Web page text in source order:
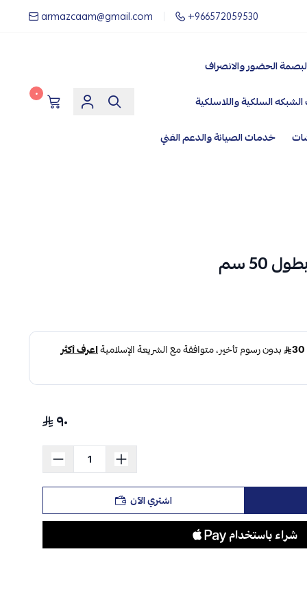
+966572059530
armazcaam@gmail.com
الحضور والانصراف
السلكية واللاسلكية
خدمات الصيانة والدعم الفني
٠
سم
٩٠
اشتري الآن